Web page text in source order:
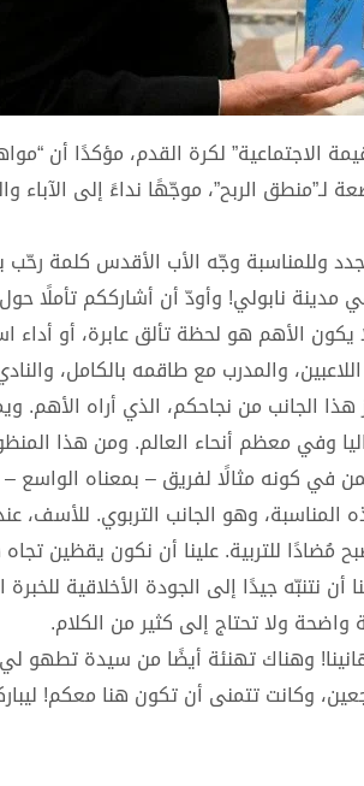
الاجتماعية” لكرة القدم، مؤكدًا أن
الربح”، موجّهًا نداءً إلى الآباء
وللمناسبة وجّه الأب الأقدس كلمة
مدينة نابولي! وأودّ أن أشارككم تأملًا
الأهم هو لحظة تألق عابرة، أو أداء
والمدرب مع طاقمه بالكامل،
الجانب من نجاحكم، الذي أراه الأهم.
وفي معظم أنحاء العالم. ومن هذا
في كونه مثالًا لفريق – بمعناه الواسع
وهو الجانب التربوي. للأسف،
مُضادًا للتربية. علينا أن نكون يقظين
نتنبّه جيدًا إلى الجودة الأخلاقية
واضحة ولا تحتاج إلى كثير من الكلام.
وهناك تهنئة أيضًا من سيدة تطهو
وكانت تتمنى أن تكون هنا معكم!